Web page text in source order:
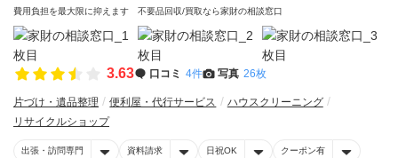
費用負担を最大限に抑えます 不要品回収/買取なら家財の相談窓口
3.63 口コミ 4件 写真 26枚
片づけ・遺品整理 便利屋・代行サービス
ハウスクリーニング
リサイクルショップ
出張・訪問専門 資料請求 日祝OK クーポン有